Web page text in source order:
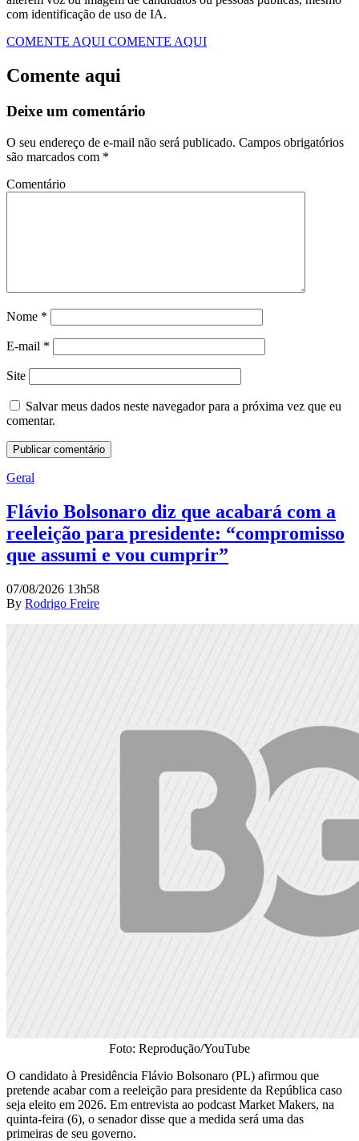
com identificação de uso de IA.
COMENTE AQUI COMENTE AQUI
Comente aqui
Deixe um comentário
O seu endereço de e-mail não será publicado. Campos obrigatórios
são marcados com *
Comentário
Nome *
E-mail *
Site
Salvar meus dados neste navegador para a próxima vez que eu
comentar.
Geral
Flávio Bolsonaro diz que acabará com a
reeleição para presidente: “compromisso
que assumi e vou cumprir”
07/08/2026 13h58
By Rodrigo Freire
Foto: Reprodução/YouTube
O candidato à Presidência Flávio Bolsonaro (PL) afirmou que
pretende acabar com a reeleição para presidente da República caso
seja eleito em 2026. Em entrevista ao podcast Market Makers, na
quinta-feira (6), o senador disse que a medida será uma das
primeiras de seu governo.